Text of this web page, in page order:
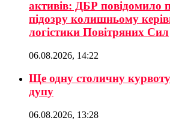
активів: ДБР повідомило
підозру колишньому
логістики Повітряних Сил
06.08.2026, 14:22
Ще одну столичну
дупу
06.08.2026, 13:28